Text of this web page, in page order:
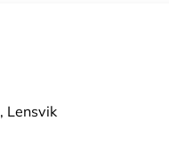
Lensvik